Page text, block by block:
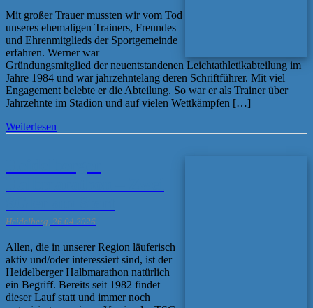
Mit großer Trauer mussten wir vom Tod
unseres ehemaligen Trainers, Freundes
und Ehrenmitglieds der Sportgemeinde
erfahren. Werner war
Gründungsmitglied der neuentstandenen Leichtathletikabteilung im
Jahre 1984 und war jahrzehntelang deren Schriftführer. Mit viel
Engagement belebte er die Abteilung. So war er als Trainer über
Jahrzehnte im Stadion und auf vielen Wettkämpfen […]
Weiterlesen
Heidelberg, 26.04.2026
Allen, die in unserer Region läuferisch
aktiv und/oder interessiert sind, ist der
Heidelberger Halbmarathon natürlich
ein Begriff. Bereits seit 1982 findet
dieser Lauf statt und immer noch